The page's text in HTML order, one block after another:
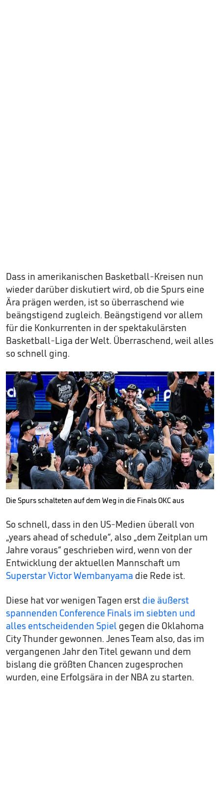
Dass in amerikanischen Basketball-Kreisen nun
wieder darüber diskutiert wird, ob die Spurs eine
Ära prägen werden, ist so überraschend wie
beängstigend zugleich. Beängstigend vor allem
für die Konkurrenten in der spektakulärsten
Basketball-Liga der Welt. Überraschend, weil alles
so schnell ging.
Die Spurs schalteten auf dem Weg in die Finals OKC aus
So schnell, dass in den US-Medien überall von
„years ahead of schedule“, also „dem Zeitplan um
Jahre voraus“ geschrieben wird, wenn von der
Entwicklung der aktuellen Mannschaft um
Superstar Victor Wembanyama die Rede ist.
Diese hat vor wenigen Tagen erst die äußerst
spannenden Conference Finals im siebten und
alles entscheidenden Spiel gegen die Oklahoma
City Thunder gewonnen. Jenes Team also, das im
vergangenen Jahr den Titel gewann und dem
bislang die größten Chancen zugesprochen
wurden, eine Erfolgsära in der NBA zu starten.